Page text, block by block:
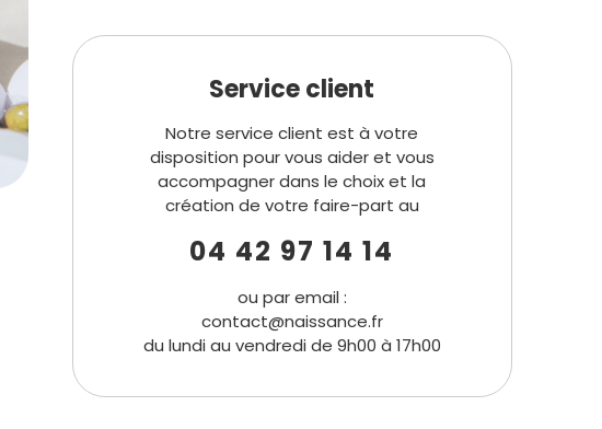
Service client
Notre service client est à votre
disposition pour vous aider et vous
accompagner dans le choix et la
création de votre faire-part au
04 42 97 14 14
ou par email :
contact@naissance.fr
du lundi au vendredi de 9h00 à 17h00